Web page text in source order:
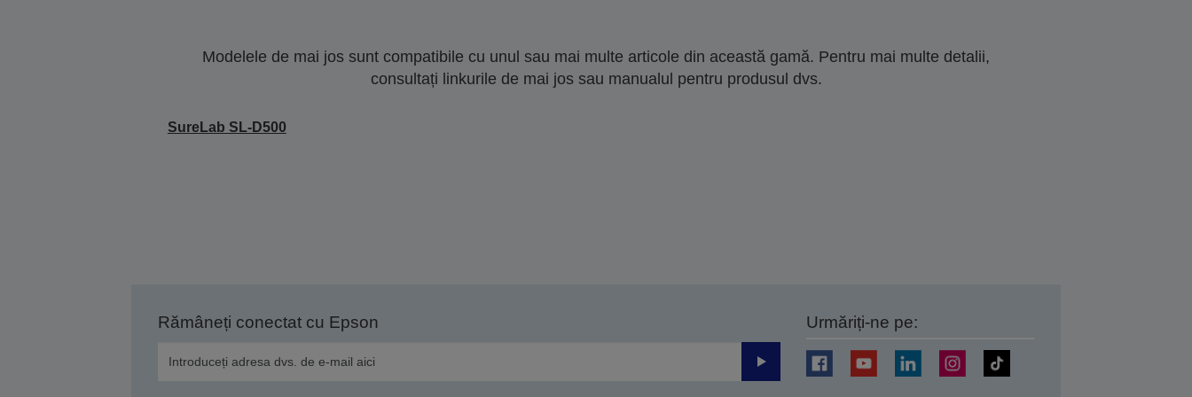
Modelele de mai jos sunt compatibile cu unul sau mai multe articole din această gamă. Pentru mai multe detalii,
consultați linkurile de mai jos sau manualul pentru produsul dvs.
SureLab SL-D500
Rămâneți conectat cu Epson
Trimiteți
Urmăriți-ne pe: